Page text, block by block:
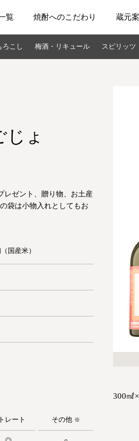
覧 焼酎へのこだわり 蔵元
ょ
レゼント、贈り物、お土産
袋は小物入れとしてもお
国産米）
レート その他 ※
300㎖
ろこし 梅酒・リキュール スピリッツ